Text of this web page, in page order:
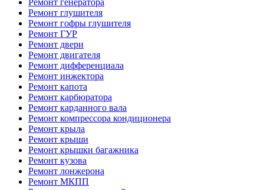
Ремонт генератора
Ремонт глушителя
Ремонт гофры глушителя
Ремонт ГУР
Ремонт двери
Ремонт двигателя
Ремонт дифференциала
Ремонт инжектора
Ремонт капота
Ремонт карбюратора
Ремонт карданного вала
Ремонт компрессора кондиционера
Ремонт крыла
Ремонт крыши
Ремонт крышки багажника
Ремонт кузова
Ремонт лонжерона
Ремонт МКПП